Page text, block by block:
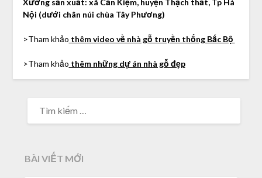
Xưởng sản xuất: xã Cần Kiệm, huyện Thạch thất, Tp Hà
Nội (dưới chân núi chùa Tây Phương)
>Tham khảo thêm video về nhà gỗ truyền thống Bắc Bộ
>Tham khảo thêm những dự án nhà gỗ đẹp
BÀI VIẾT MỚI